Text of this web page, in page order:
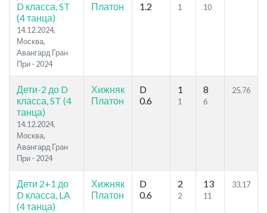
D класса, ST
(4 танца)
14.12.2024,
Москва,
Авангард Гран
При - 2024
Платон
1.2
1 10
Дети-2 до D
класса, ST (4
танца)
14.12.2024,
Москва,
Авангард Гран
При - 2024
Хижняк
Платон
D
0.6
1
1
8
6
25.76
Дети 2+1 до
D класса, LA
(4 танца)
Хижняк
Платон
D
0.6
2
2
13
11
33.17